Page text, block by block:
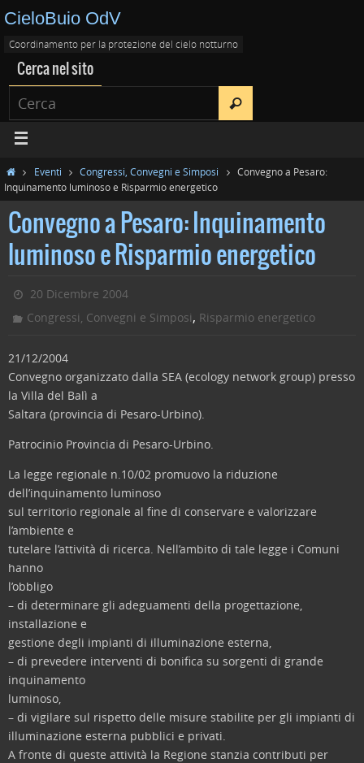
CieloBuio OdV
Coordinamento per la protezione del cielo notturno
Cerca nel sito
Eventi Congressi, Convegni e Simposi
Convegno a Pesaro:
Inquinamento luminoso e Risparmio energetico
Convegno a Pesaro: Inquinamento
luminoso e Risparmio energetico
20 Dicembre 2004
Congressi, Convegni e Simposi, Risparmio energetico
21/12/2004
Convegno organizzato dalla SEA (ecology network group) presso
la Villa del Balì a
Saltara (provincia di Pesaro-Urbino).
Patrocinio Provincia di Pesaro-Urbino.
La legge regionale n.10/02 promuovo la riduzione
dell’inquinamento luminoso
sul territorio regionale al fine di conservare e valorizzare
l’ambiente e
tutelare l’attività di ricerca. Nell’ambito di tale legge i Comuni
hanno
l’obbligo
– di determinare gli adeguamenti della progettazione,
installazione e
gestione degli impianti di illuminazione esterna,
– di prevedere interventi di bonifica su sorgenti di grande
inquinamento
luminoso,
– di vigilare sul rispetto delle misure stabilite per gli impianti di
illuminazione esterna pubblici e privati.
A fronte di queste attività la Regione stanzia contributi per